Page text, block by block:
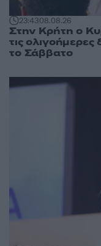
23:4308.08.26
Στην Κρήτη ο
τις
το Σάββατο